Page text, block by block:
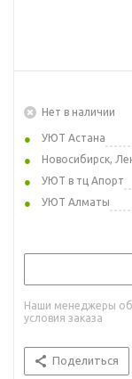
Нет в наличии
УЮТ Астана
Новосибирск,
УЮТ в тц Апорт
УЮТ Алматы
Наши менеджеры
условия заказа
Поделиться